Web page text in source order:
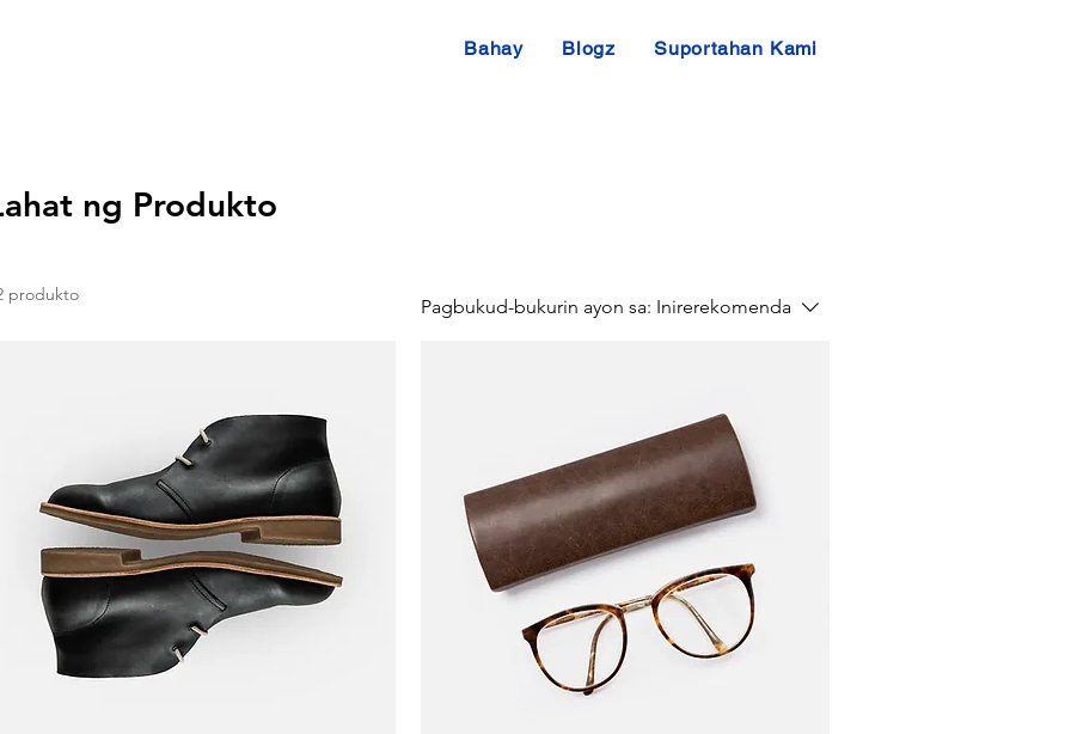
Bahay Blogz Suportahan Kami
ng Produkto
produkto
Pagbukud-bukurin ayon sa: Inirerekomenda